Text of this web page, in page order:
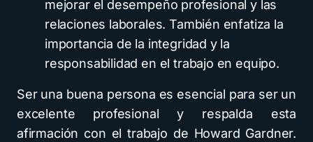
mejorar el desempeño profesional y las
relaciones laborales. También enfatiza la
importancia de la integridad y la
responsabilidad en el trabajo en equipo.
Ser una buena persona es esencial para ser un
excelente profesional y respalda esta
afirmación con el trabajo de Howard Gardner.